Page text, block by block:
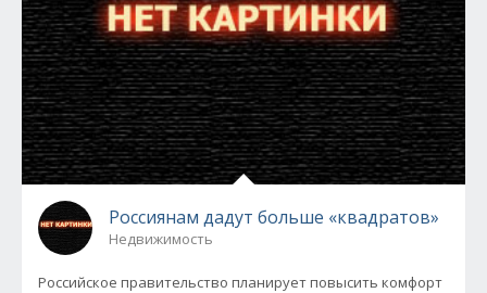
Россиянам дадут больше «квадратов»
Недвижимость
Российское правительство планирует повысить комфорт